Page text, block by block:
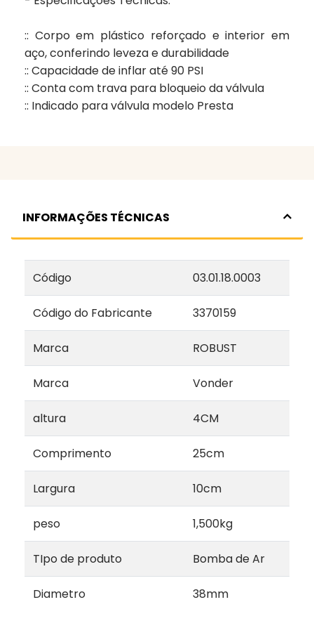
:: Corpo em plástico reforçado e interior em
aço, conferindo leveza e durabilidade
:: Capacidade de inflar até 90 PSI
:: Conta com trava para bloqueio da válvula
:: Indicado para válvula modelo Presta
INFORMAÇÕES TÉCNICAS
Código 03.01.18.0003
Código do Fabricante 3370159
Marca ROBUST
Marca Vonder
altura 4CM
Comprimento 25cm
Largura 10cm
peso 1,500kg
TIpo de produto Bomba de Ar
Diametro 38mm